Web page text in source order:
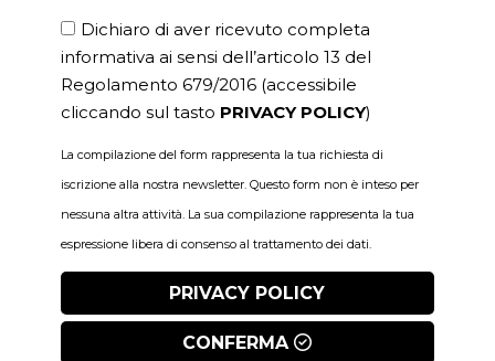
Dichiaro di aver ricevuto completa
informativa ai sensi dell’articolo 13 del
Regolamento 679/2016 (accessibile
cliccando sul tasto PRIVACY POLICY)
La compilazione del form rappresenta la tua richiesta di
iscrizione alla nostra newsletter. Questo form non è inteso per
nessuna altra attività. La sua compilazione rappresenta la tua
espressione libera di consenso al trattamento dei dati.
PRIVACY POLICY
CONFERMA